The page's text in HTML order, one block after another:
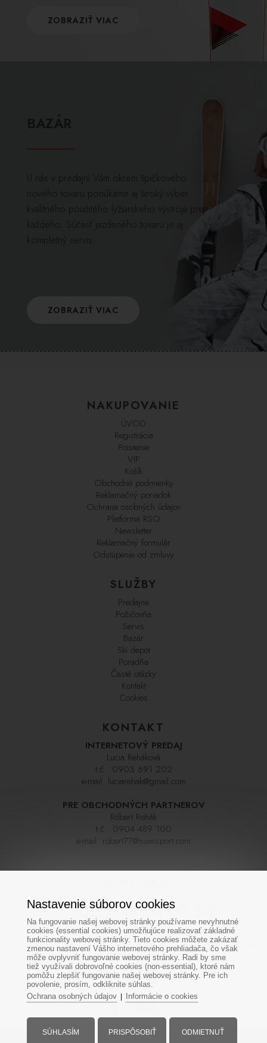
ZOBRAZIŤ VIAC
U nás v predajni Vám okrem špičkového
nového tovaru ponúkame aj široký výber
kvalitného použitého lyžiarskeho výstroja pre
každého. Súčasť jazdeného tovaru je aj
kompletný servis.
ZOBRAZIŤ VIAC
NAKUPOVANIE
ÚVOD
Registrácia
Poistenie
VIP
Košík
Obchodné podmienky
Reklamačný poriadok
Ochrana osobných údajov
Platforma RSO
Newsletter
Reklamačný formulár
Odstúpenie od zmluvy
SLUŽBY
Predajne
Požičovňa
Servis
Bazár
Ski depot
Poradňa
Časté otázky
Kontakt
Cookies
KONTAKT
INTERNETOVÝ PREDAJ
Lucia Reháková
t.č.: 0903 691 202
e-mail: luciarehak@gmail.com
PRE OBCHODNÝCH PARTNEROV
Róbert Rehák
t.č.: 0904 489 100
e-mail: robert77@suwisport.com
02 / 43 33 00 54
Ak sa nedovoláte na prvýkrát skúste zavolať neskôr,linka býva počas sezóny často
veľmi vyťažená. Ďakujeme za pochopenie
SOCIÁLNE SIETE
Nastavenie súborov cookies
Na fungovanie našej webovej stránky používame nevyhnutné
cookies (essential cookies) umožňujúce realizovať základné
funkcionality webovej stránky. Tieto cookies môžete zakázať
zmenou nastavení Vášho internetového prehliadača, čo však
môže ovplyvniť fungovanie webovej stránky. Radi by sme
tiež využívali dobrovoľné cookies (non-essential), ktoré nám
pomôžu zlepšiť fungovanie našej webovej stránky. Pre ich
povolenie, prosím, odkliknite súhlas.
Ochrana osobných údajov| Informácie o cookies
SÚHLASÍM PRISPÔSOBIŤ ODMIETNUŤ